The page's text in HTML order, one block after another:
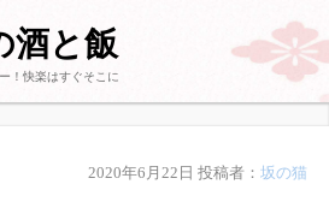
酒と飯
！快楽はすぐそこに
2020年6月22日 投稿者：坂の猫